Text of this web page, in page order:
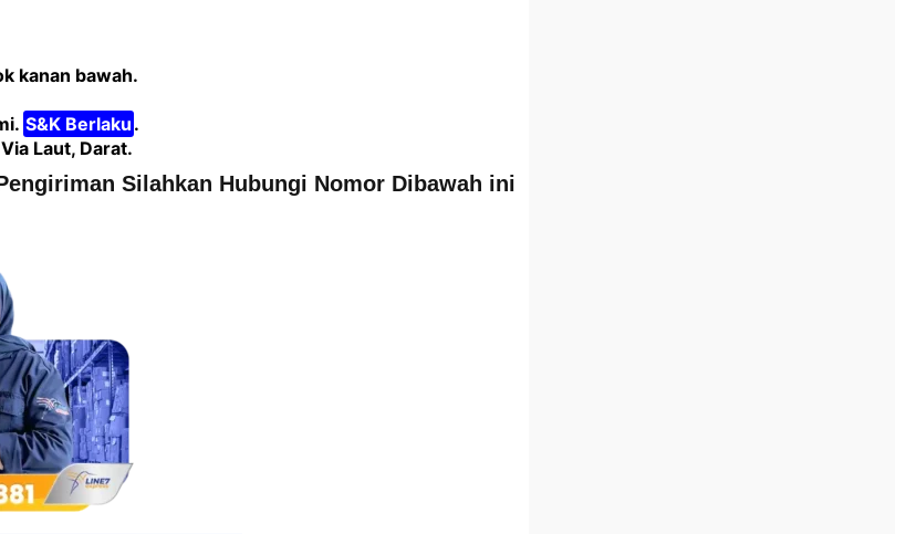
kanan bawah.
S&K Berlaku .
Laut, Darat.
Silahkan Hubungi Nomor Dibawah ini